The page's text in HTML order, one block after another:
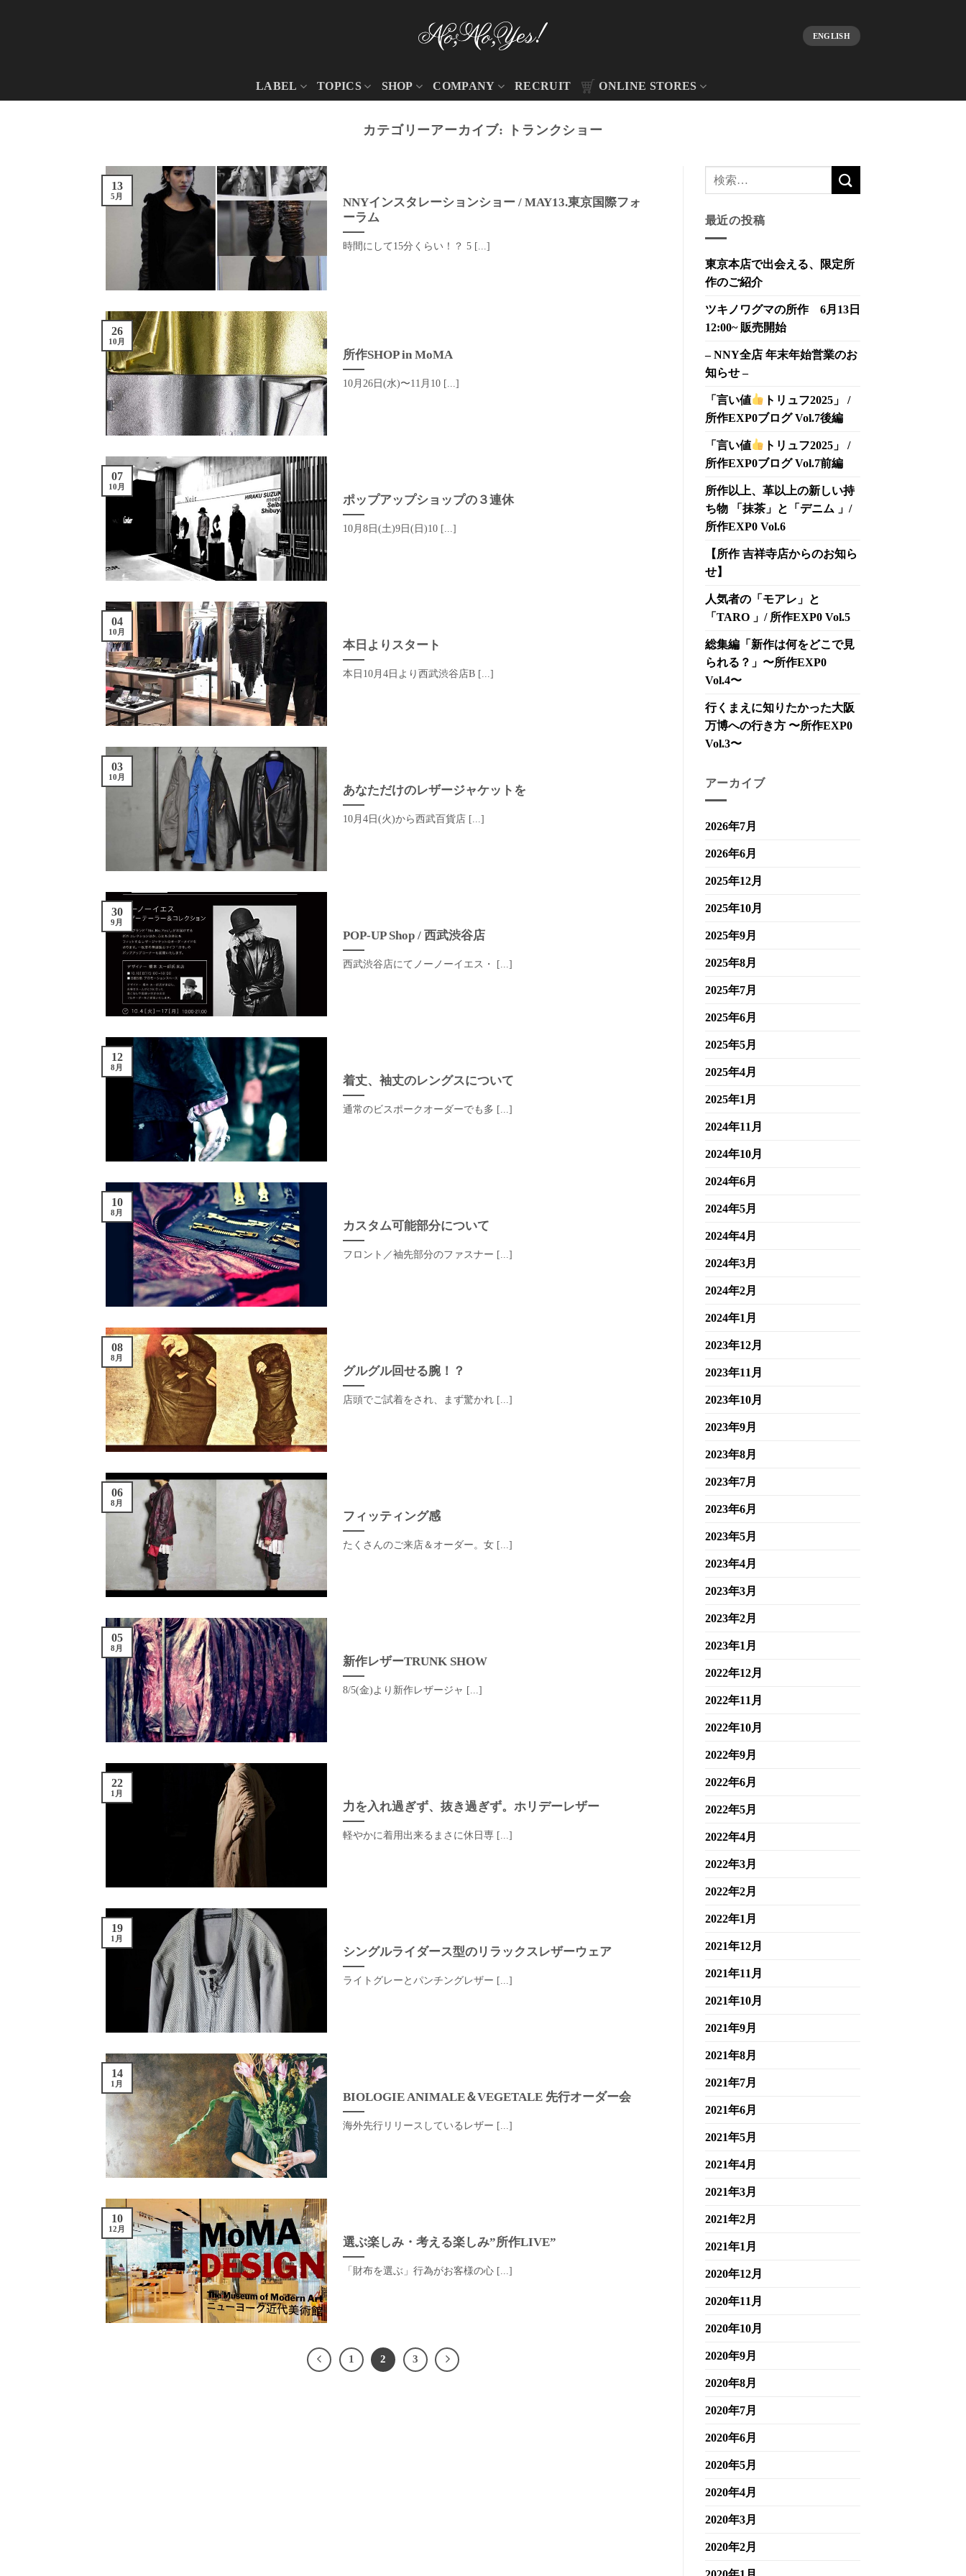
ENGLISH
LABEL TOPICS SHOP COMPANY RECRUIT ONLINE STORES
カテゴリーアーカイブ: トランクショー
NNYインスタレーションショー / MAY13.東京国際フォ
ーラム
時間にして15分くらい！？ 5 [...]
13
5月
所作SHOP in MoMA
10月26日(水)〜11月10 [...]
26
10月
ポップアップショップの３連休
10月8日(土)9日(日)10 [...]
07
10月
本日よりスタート
本日10月4日より西武渋谷店B [...]
04
10月
あなただけのレザージャケットを
10月4日(火)から西武百貨店 [...]
03
10月
POP-UP Shop / 西武渋谷店
西武渋谷店にてノーノーイエス・ [...]
30
9月
着丈、袖丈のレングスについて
通常のビスポークオーダーでも多 [...]
12
8月
カスタム可能部分について
フロント／袖先部分のファスナー [...]
10
8月
グルグル回せる腕！？
店頭でご試着をされ、まず驚かれ [...]
08
8月
フィッティング感
たくさんのご来店＆オーダー。女 [...]
06
8月
新作レザーTRUNK SHOW
8/5(金)より新作レザージャ [...]
05
8月
力を入れ過ぎず、抜き過ぎず。ホリデーレザー
軽やかに着用出来るまさに休日専 [...]
22
1月
シングルライダース型のリラックスレザーウェア
ライトグレーとパンチングレザー [...]
19
1月
BIOLOGIE ANIMALE＆VEGETALE 先行オーダー会
海外先行リリースしているレザー [...]
14
1月
選ぶ楽しみ・考える楽しみ”所作LIVE”
「財布を選ぶ」行為がお客様の心 [...]
10
12月
1 2 3
最近の投稿
東京本店で出会える、限定所
作のご紹介
ツキノワグマの所作 6月13日
12:00~ 販売開始
– NNY全店 年末年始営業のお
知らせ –
「言い値
トリュフ2025」 /
所作EXP0ブログ Vol.7後編
「言い値
トリュフ2025」 /
所作EXP0ブログ Vol.7前編
所作以上、革以上の新しい持
ち物 「抹茶」と「デニム 」/
所作EXP0 Vol.6
【所作 吉祥寺店からのお知ら
せ】
人気者の「モアレ」と
「TARO 」/ 所作EXP0 Vol.5
総集編「新作は何をどこで見
られる？」〜所作EXP0
Vol.4〜
行くまえに知りたかった大阪
万博への行き方 〜所作EXP0
Vol.3〜
アーカイブ
2026年7月
2026年6月
2025年12月
2025年10月
2025年9月
2025年8月
2025年7月
2025年6月
2025年5月
2025年4月
2025年1月
2024年11月
2024年10月
2024年6月
2024年5月
2024年4月
2024年3月
2024年2月
2024年1月
2023年12月
2023年11月
2023年10月
2023年9月
2023年8月
2023年7月
2023年6月
2023年5月
2023年4月
2023年3月
2023年2月
2023年1月
2022年12月
2022年11月
2022年10月
2022年9月
2022年6月
2022年5月
2022年4月
2022年3月
2022年2月
2022年1月
2021年12月
2021年11月
2021年10月
2021年9月
2021年8月
2021年7月
2021年6月
2021年5月
2021年4月
2021年3月
2021年2月
2021年1月
2020年12月
2020年11月
2020年10月
2020年9月
2020年8月
2020年7月
2020年6月
2020年5月
2020年4月
2020年3月
2020年2月